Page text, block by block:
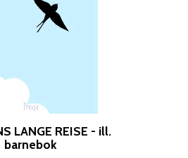
LANGE REISE - ill.
barnebok